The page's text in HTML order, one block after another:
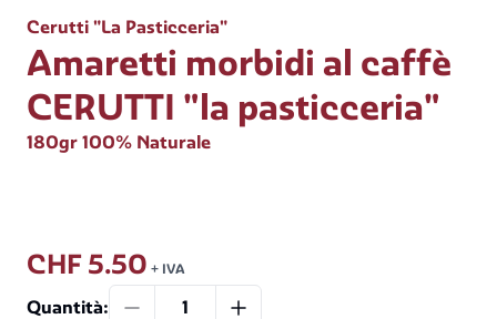
Cerutti "La Pasticceria"
Amaretti morbidi al caffè
CERUTTI "la pasticceria"
180gr 100% Naturale
CHF 5.50 + IVA
Quantità: